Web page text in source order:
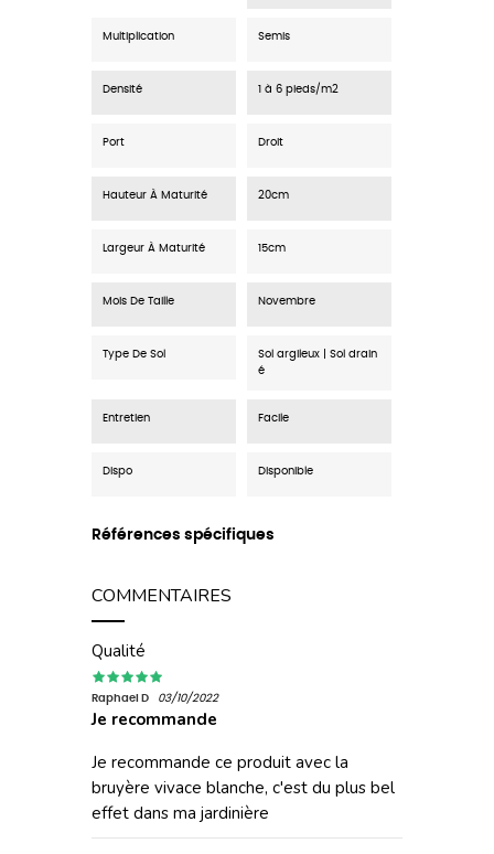
Multiplication Semis
Densité 1 à 6 pieds/m2
Port Droit
Hauteur À Maturité 20cm
Largeur À Maturité 15cm
Mois De Taille Novembre
Type De Sol
Sol argileux | Sol drain
é
Entretien Facile
Dispo Disponible
Références spécifiques
COMMENTAIRES
Qualité
Raphael D 03/10/2022
Je recommande
Je recommande ce produit avec la
bruyère vivace blanche, c'est du plus bel
effet dans ma jardinière